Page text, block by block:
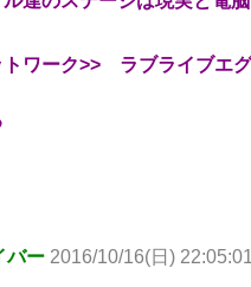
ワーク>> ラブライブエグ
バー 2016/10/16(日)